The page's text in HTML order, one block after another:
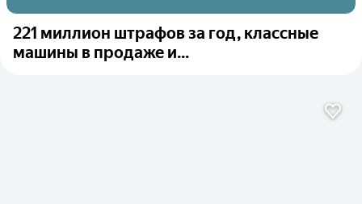
221 миллион штрафов за год, классные
машины в продаже и...